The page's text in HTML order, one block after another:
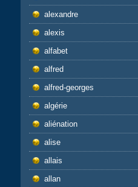
alexandre
alexis
alfabet
alfred
alfred-georges
algérie
aliénation
alise
allais
allan